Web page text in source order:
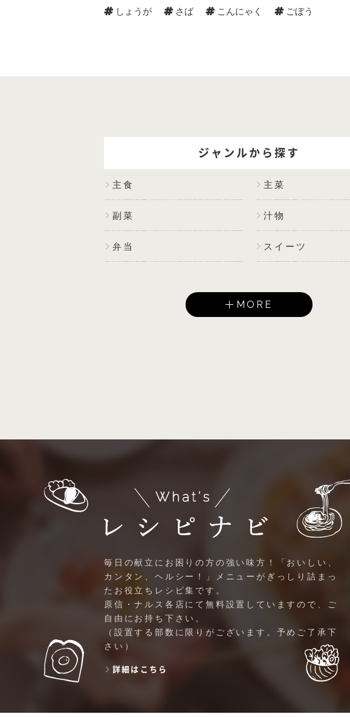
しょうが さば こんにゃく ごぼう
ジャンルから探す
主食 主菜
副菜 汁物
弁当 スイーツ
MORE
毎日の献立にお困りの方の強い味方！「おいしい、
カンタン、ヘルシー！」メニューがぎっしり詰まっ
たお役立ちレシピ集です。
原信・ナルス各店にて無料設置していますので、ご
自由にお持ち下さい。
（設置する部数に限りがございます。予めご了承下
さい）
詳細はこちら